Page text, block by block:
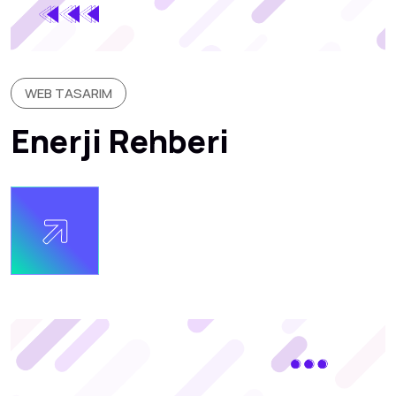
WEB TASARIM
Enerji Rehberi